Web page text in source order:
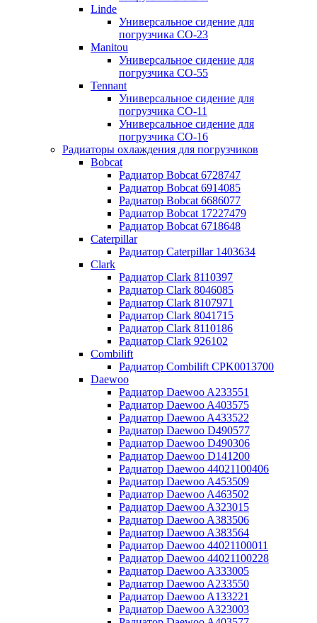
Linde
Универсальное сидение для
погрузчика CO-23
Manitou
Универсальное сидение для
погрузчика CO-55
Tennant
Универсальное сидение для
погрузчика CO-11
Универсальное сидение для
погрузчика CO-16
Радиаторы охлаждения для погрузчиков
Bobcat
Радиатор Bobcat 6728747
Радиатор Bobcat 6914085
Радиатор Bobcat 6686077
Радиатор Bobcat 17227479
Радиатор Bobcat 6718648
Caterpillar
Радиатор Caterpillar 1403634
Clark
Радиатор Clark 8110397
Радиатор Clark 8046085
Радиатор Clark 8107971
Радиатор Clark 8041715
Радиатор Clark 8110186
Радиатор Clark 926102
Combilift
Радиатор Combilift CPK0013700
Daewoo
Радиатор Daewoo A233551
Радиатор Daewoo A403575
Радиатор Daewoo A433522
Радиатор Daewoo D490577
Радиатор Daewoo D490306
Радиатор Daewoo D141200
Радиатор Daewoo 44021100406
Радиатор Daewoo A453509
Радиатор Daewoo A463502
Радиатор Daewoo A323015
Радиатор Daewoo A383506
Радиатор Daewoo A383564
Радиатор Daewoo 44021100011
Радиатор Daewoo 44021100228
Радиатор Daewoo A333005
Радиатор Daewoo A233550
Радиатор Daewoo A133221
Радиатор Daewoo A323003